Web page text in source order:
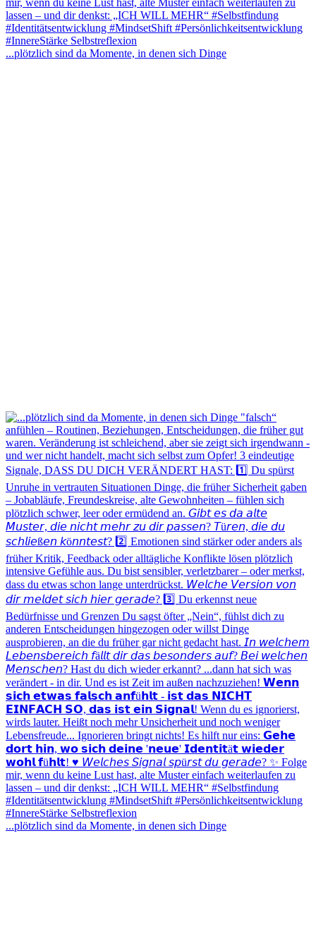
...plötzlich sind da Momente, in denen sich Dinge
...plötzlich sind da Momente, in denen sich Dinge